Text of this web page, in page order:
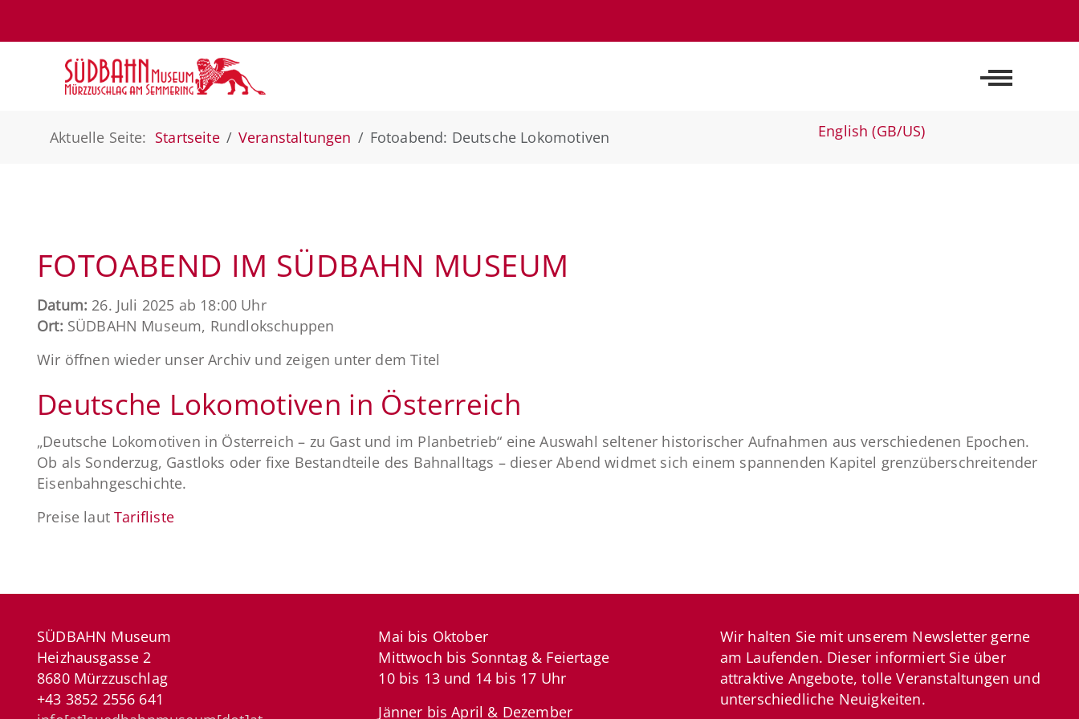
Off-Canvas
Aktuelle Seite: Startseite Veranstaltungen Fotoabend: Deutsche Lokomotiven Sprache auswählen
English (GB/US)
FOTOABEND IM SÜDBAHN MUSEUM
Datum: 26. Juli 2025 ab 18:00 Uhr
Ort: SÜDBAHN Museum, Rundlokschuppen
Wir öffnen wieder unser Archiv und zeigen unter dem Titel
Deutsche Lokomotiven in Österreich
„Deutsche Lokomotiven in Österreich – zu Gast und im Planbetrieb“ eine Auswahl seltener historischer Aufnahmen aus verschiedenen Epochen.
Ob als Sonderzug, Gastloks oder fixe Bestandteile des Bahnalltags – dieser Abend widmet sich einem spannenden Kapitel grenzüberschreitender
Eisenbahngeschichte.
Preise lautTarifliste
SÜDBAHN Museum
Heizhausgasse 2
8680 Mürzzuschlag
+43 3852 2556 641
Mai bis Oktober
Mittwoch bis Sonntag & Feiertage
10 bis 13 und 14 bis 17 Uhr
Jänner bis April & Dezember
Wir halten Sie mit unserem Newsletter gerne
am Laufenden. Dieser informiert Sie über
attraktive Angebote, tolle Veranstaltungen und
unterschiedliche Neuigkeiten.